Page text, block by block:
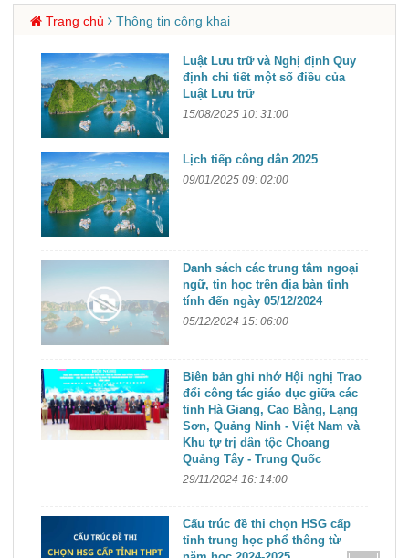
Trang chủ Thông tin công khai
Luật Lưu trữ và Nghị định Quy
định chi tiết một số điều của
Luật Lưu trữ
15/08/2025 10: 31:00
Lịch tiếp công dân 2025
09/01/2025 09: 02:00
Danh sách các trung tâm ngoại
ngữ, tin học trên địa bàn tỉnh
tính đến ngày 05/12/2024
05/12/2024 15: 06:00
Biên bản ghi nhớ Hội nghị Trao
đổi công tác giáo dục giữa các
tỉnh Hà Giang, Cao Bằng, Lạng
Sơn, Quảng Ninh - Việt Nam và
Khu tự trị dân tộc Choang
Quảng Tây - Trung Quốc​
29/11/2024 16: 14:00
Cấu trúc đề thi chọn HSG cấp
tỉnh trung học phổ thông từ